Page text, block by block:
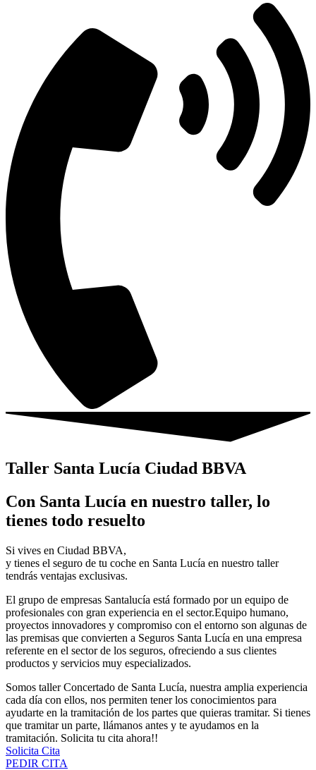
Taller Santa Lucía Ciudad BBVA
Con Santa Lucía en nuestro taller, lo
tienes todo resuelto
Si vives en Ciudad BBVA,
y tienes el seguro de tu coche en Santa Lucía en nuestro taller
tendrás ventajas exclusivas.
El grupo de empresas Santalucía está formado por un equipo de
profesionales con gran experiencia en el sector.Equipo humano,
proyectos innovadores y compromiso con el entorno son algunas de
las premisas que convierten a Seguros Santa Lucía en una empresa
referente en el sector de los seguros, ofreciendo a sus clientes
productos y servicios muy especializados.
Somos taller Concertado de Santa Lucía, nuestra amplia experiencia
cada día con ellos, nos permiten tener los conocimientos para
ayudarte en la tramitación de los partes que quieras tramitar. Si tienes
que tramitar un parte, llámanos antes y te ayudamos en la
tramitación. Solicita tu cita ahora!!
Solicita Cita
PEDIR CITA